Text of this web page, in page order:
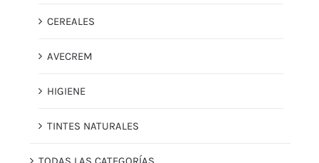
CEREALES
AVECREM
HIGIENE
TINTES NATURALES